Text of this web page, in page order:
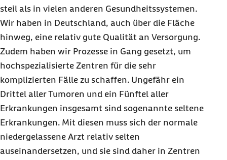
steil als in vielen anderen Gesundheitssystemen.
Wir haben in Deutschland, auch über die Fläche
hinweg, eine relativ gute Qualität an Versorgung.
Zudem haben wir Prozesse in Gang gesetzt, um
hochspezialisierte Zentren für die sehr
komplizierten Fälle zu schaffen. Ungefähr ein
Drittel aller Tumoren und ein Fünftel aller
Erkrankungen insgesamt sind sogenannte seltene
Erkrankungen. Mit diesen muss sich der normale
niedergelassene Arzt relativ selten
auseinandersetzen, und sie sind daher in Zentren